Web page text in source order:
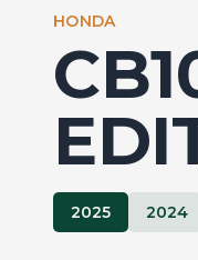
HONDA
2025 2024